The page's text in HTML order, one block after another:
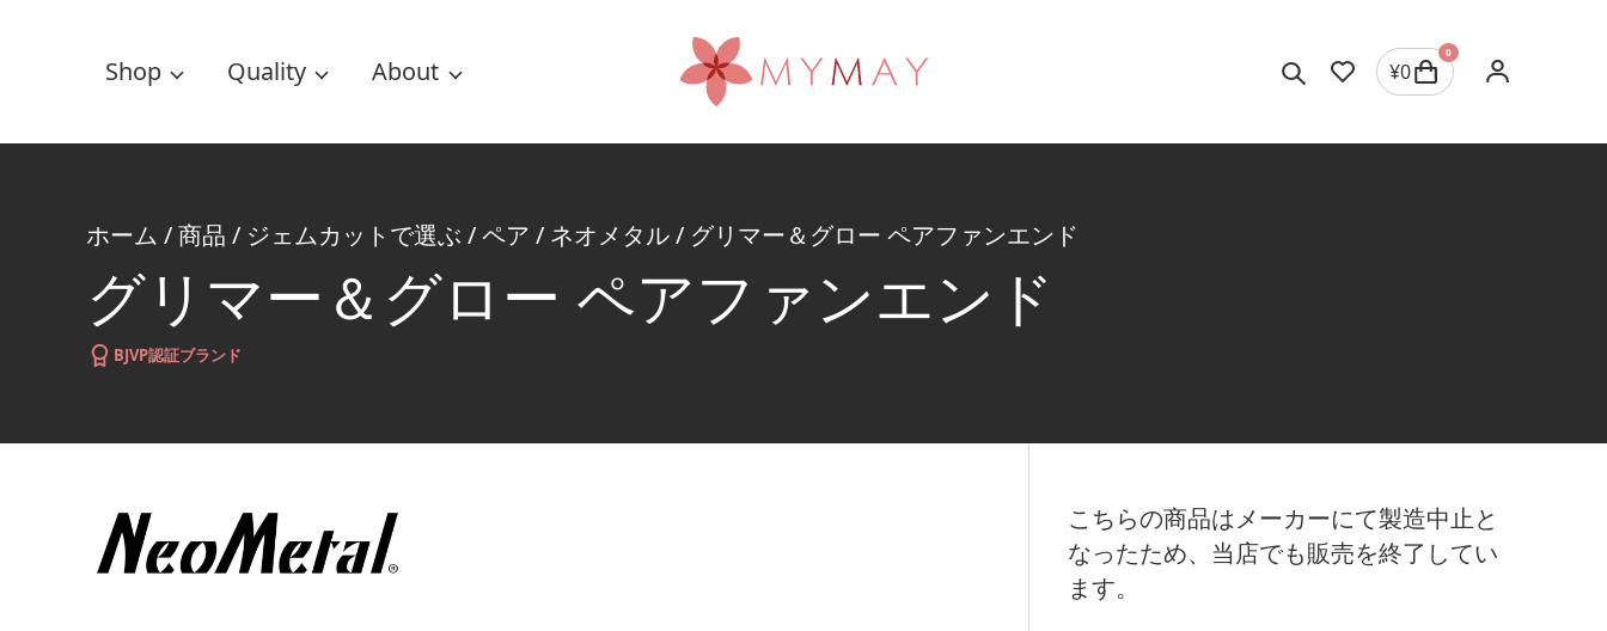
Shop Quality About ¥0
0
ホーム /商品 / ジェムカットで選ぶ /ペア / ネオメタル/ グリマー＆グロー ペアファンエンド
グリマー＆グロー ペアファンエンド
BJVP認証ブランド
こちらの商品はメーカーにて製造中止と
なったため、当店でも販売を終了してい
ます。